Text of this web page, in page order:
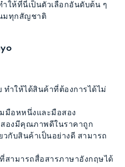
ให้ที่นี่เป็นตัวเลือกอันดับต้น ๆ
มทุกสัญชาติ
ำให้ได้สินค้าที่ต้องการได้ไม่
มือหหนึ่งและมือสอง
องมีคุณภาพดีในราคาถูก
กับสินค้าเป็นอย่างดี สามารถ
สามารถสื่อสารภาษาอังกฤษได้